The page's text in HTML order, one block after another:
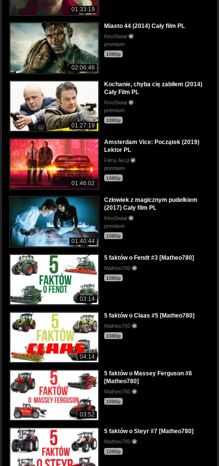
01:33:19
02:06:46
Miasto 44 (2014) Cały film PL
KinoSwiat
premium
1080p
01:27:19
Kochanie, chyba cię zabiłem (2014)
Cały Film PL
KinoSwiat
premium
1080p
01:46:02
Amsterdam Vice: Początek (2019)
Lektor PL
Filmy Akcji
premium
1080p
01:40:44
Człowiek z magicznym pudełkiem
(2017) Cały film PL
KinoSwiat
premium
1080p
03:14
5 faktów o Fendt #3 [Matheo780]
Matheo780
1080p
04:14
5 faktów o Claas #5 [Matheo780]
Matheo780
1080p
03:52
5 faktów o Massey Ferguson #6
[Matheo780]
Matheo780
1080p
5 faktów o Steyr #7 [Matheo780]
Matheo780
1080p